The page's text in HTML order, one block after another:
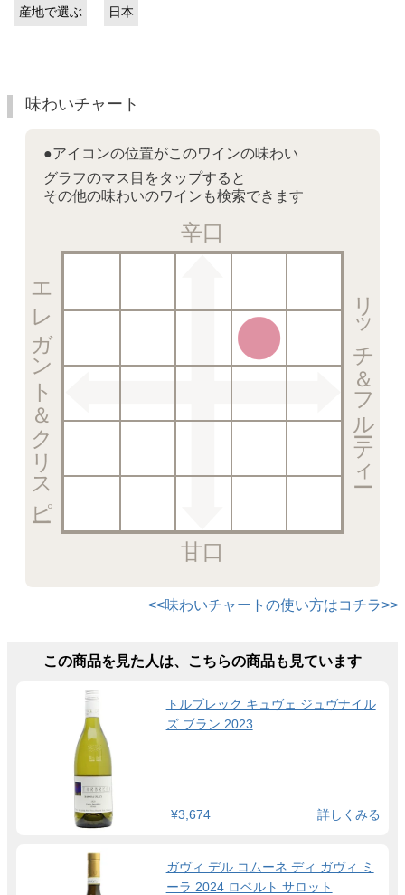
産地で選ぶ 日本
味わいチャート
●アイコンの位置がこのワインの味わい
グラフのマス目をタップすると
その他の味わいのワインも検索できます
辛口
リッチ＆フルーティー
甘口
エレガント＆クリスピー
<<味わいチャートの使い方はコチラ>>
この商品を見た人は、こちらの商品も見ています
トルブレック キュヴェ ジュヴナイル
ズ ブラン 2023
¥3,674 詳しくみる
ガヴィ デル コムーネ ディ ガヴィ ミ
ーラ 2024 ロベルト サロット